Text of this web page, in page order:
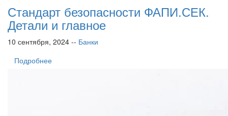
Стандарт безопасности ФАПИ.СЕК.
Детали и главное
10 сентября, 2024 -- Банки
Подробнее